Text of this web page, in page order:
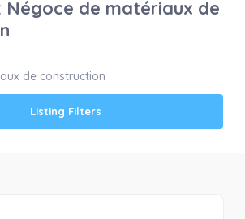
Négoce de matériaux de
de construction
Listing Filters